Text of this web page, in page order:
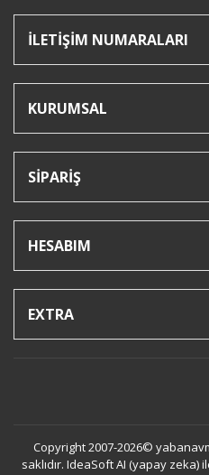
İLETİŞİM NUMARALARI
KURUMSAL
SİPARİŞ
HESABIM
EXTRA
Copyright 2007-2026©
saklıdır. IdeaSoft AI (yapay